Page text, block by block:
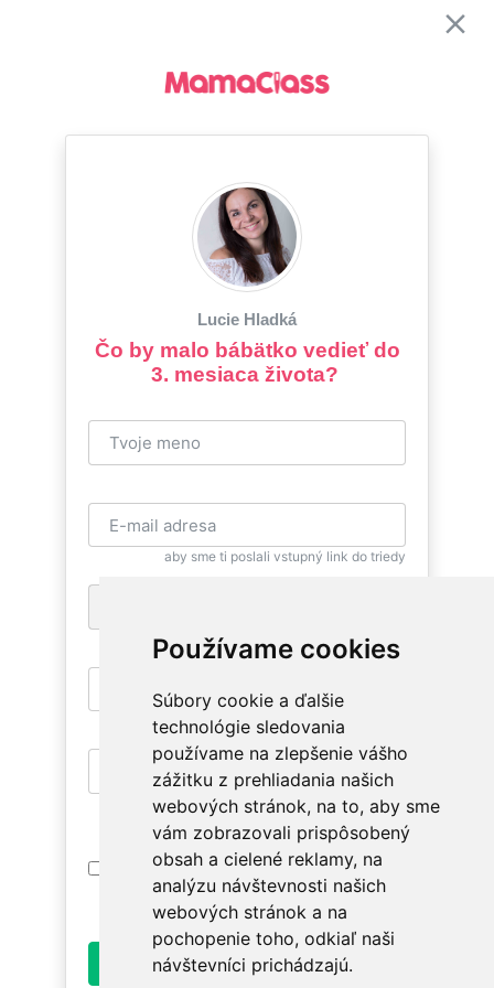
Používame cookies
Súbory cookie a ďalšie
technológie sledovania
používame na zlepšenie vášho
zážitku z prehliadania našich
webových stránok, na to, aby sme
vám zobrazovali prispôsobený
obsah a cielené reklamy, na
analýzu návštevnosti našich
webových stránok a na
pochopenie toho, odkiaľ naši
návštevníci prichádzajú.
Lucie Hladká
Čo by malo bábätko vedieť do
3. mesiaca života?
aby sme ti poslali vstupný link do triedy
pre zaslanie bezplatnej SMS pripomienky
aby si sa mohla znovu vrátiť
aby si mala prístup na relevantné triedy
Prihlásením súhlasím sPodmienkami
Používania. Oboznám sa prosím ako
spracúvame údaje v
Ochrane osobných údajov
Odoslať